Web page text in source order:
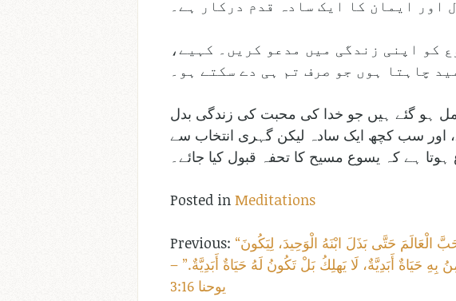
اور ایمان کا ایک سادہ قدم درکار ہے۔
کو اپنی زندگی میں مدعو کریں۔ کہیے،
ہو گئے ہیں جو خدا کی محبت کی زندگی بدل
اور سب کچھ ایک سادہ لیکن گہری انتخاب سے
ہے کہ یسوع مسیح کا تحفہ قبول کیا جائے۔
Posted in Meditations
Post
navigation
“فَإِنَّ اللّهَ أَحَبَّ الْعَالَمَ حَتَّى بَذَلَ ابْنَهُ الْوَحِيدَ، لِيَكُونَ
حَيَاةٌ أَبَدِيَّةٌ، لَا يَهلِكُ بَلْ تَكُونُ لَهُ حَيَاةٌ أَبَدِيَّةٌ.” –
يوحنا 3:16